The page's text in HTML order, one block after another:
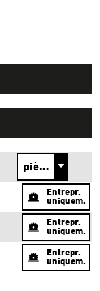
Entrepr.
uniquem.
Entrepr.
uniquem.
Entrepr.
uniquem.